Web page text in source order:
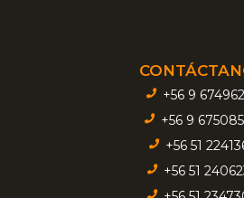
+56 9
+56 9
+56 51
+56 51